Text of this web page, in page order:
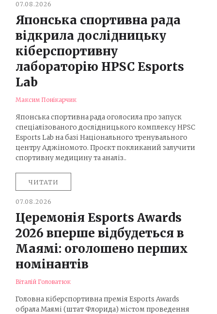
07.08.2026
Японська спортивна рада
відкрила дослідницьку
кіберспортивну
лабораторію HPSC Esports
Lab
Максим Понікарчик
Японська спортивна рада оголосила про запуск
спеціалізованого дослідницького комплексу HPSC
Esports Lab на базі Національного тренувального
центру Аджіномото. Проєкт покликаний залучити
спортивну медицину та аналіз..
ЧИТАТИ
07.08.2026
Церемонія Esports Awards
2026 вперше відбудеться в
Маямі: оголошено перших
номінантів
Віталій Головатюк
Головна кіберспортивна премія Esports Awards
обрала Маямі (штат Флорида) містом проведення